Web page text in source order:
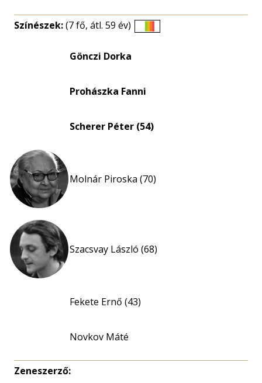
Színészek:(7 fő, átl. 59 év)
Gönczi Dorka
Prohászka Fanni
Scherer Péter (54)
Molnár Piroska (70)
Szacsvay László (68)
Fekete Ernő (43)
Novkov Máté
Zeneszerző: